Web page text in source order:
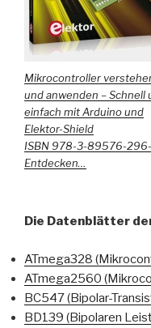
Mikrocontroller
und anwenden – Schnell
einfach mit Arduino und
Elektor-Shield
ISBN 978-3-89576-
Entdecken…
Die Datenblätter
ATmega328
ATmega2560
BC547 (Bipolar-
BD139 (Bipolaren